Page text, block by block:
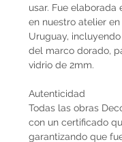
usar. Fue elaborada
en nuestro atelier en
Uruguay,
del marco dorado,
vidrio de 2mm.
Autenticidad
Todas las obras
con un certificado
garantizando que